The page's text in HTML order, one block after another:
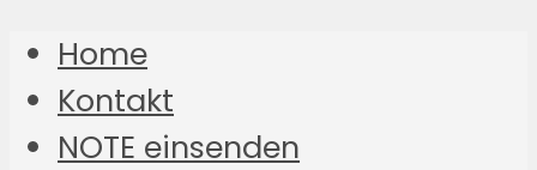
Home
Kontakt
NOTE einsenden